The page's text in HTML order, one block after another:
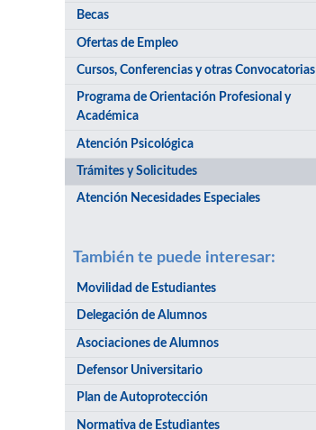
Becas
Ofertas de Empleo
Cursos, Conferencias y otras Convocatorias
Programa de Orientación Profesional y
Académica
Atención Psicológica
Trámites y Solicitudes
Atención Necesidades Especiales
También te puede interesar:
Movilidad de Estudiantes
Delegación de Alumnos
Asociaciones de Alumnos
Defensor Universitario
Plan de Autoprotección
Normativa de Estudiantes